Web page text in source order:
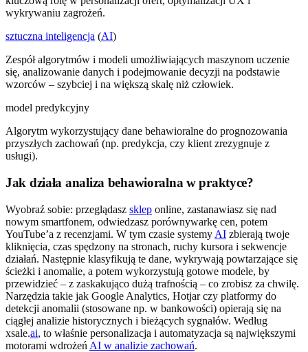
wykrywaniu zagrożeń.
sztuczna inteligencja (AI)
Zespół algorytmów i modeli umożliwiających maszynom uczenie
się, analizowanie danych i podejmowanie decyzji na podstawie
wzorców – szybciej i na większą skalę niż człowiek.
model predykcyjny
Algorytm wykorzystujący dane behawioralne do prognozowania
przyszłych zachowań (np. predykcja, czy klient zrezygnuje z
usługi).
Jak działa analiza behawioralna w praktyce?
Wyobraź sobie: przeglądasz sklep online, zastanawiasz się nad
nowym smartfonem, odwiedzasz porównywarkę cen, potem
YouTube’a z recenzjami. W tym czasie systemy AI zbierają twoje
kliknięcia, czas spędzony na stronach, ruchy kursora i sekwencje
działań. Następnie klasyfikują te dane, wykrywają powtarzające się
ścieżki i anomalie, a potem wykorzystują gotowe modele, by
przewidzieć – z zaskakująco dużą trafnością – co zrobisz za chwilę.
Narzędzia takie jak Google Analytics, Hotjar czy platformy do
detekcji anomalii (stosowane np. w bankowości) opierają się na
ciągłej analizie historycznych i bieżących sygnałów. Według
xsale.ai, to właśnie personalizacja i automatyzacja są największymi
motorami wdrożeń AI w analizie zachowań.